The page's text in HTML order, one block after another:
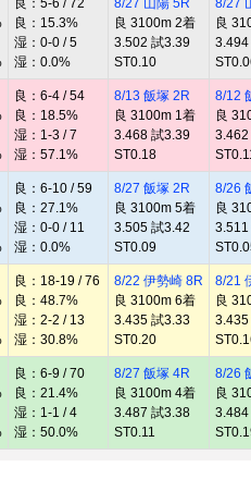
良：5-6 / 72
良：15.3%
湿：0-0 / 5
湿：0.0%
8/27 山陽 5R
良 3100m 2着
3.502 試3.39
ST0.10
8/27
良
良：6-4 / 54
良：18.5%
湿：1-3 / 7
湿：57.1%
8/13 飯塚 2R
良 3100m 1着
3.468 試3.39
ST0.18
8/12
良
3.462
良：6-10 / 59
良：27.1%
湿：0-0 / 11
湿：0.0%
8/27 飯塚 2R
良 3100m 5着
3.505 試3.42
ST0.09
8/26
良
良：18-19 / 76
良：48.7%
湿：2-2 / 13
湿：30.8%
8/22 伊勢崎 8R
良 3100m 6着
3.435 試3.33
ST0.20
8/21
良
3.435
良：6-9 / 70
良：21.4%
湿：1-1 / 4
湿：50.0%
8/27 飯塚 4R
良 3100m 4着
3.487 試3.38
ST0.11
8/26
良
3.484